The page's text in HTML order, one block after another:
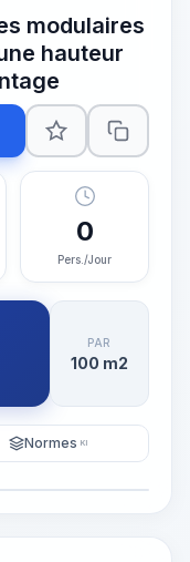
modulaires
hauteur
0
Pers./Jour
PAR
100 m2
Normes KI